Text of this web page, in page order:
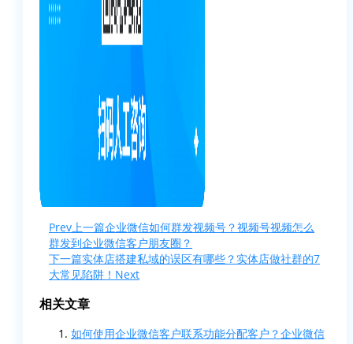
Prev上一篇企业微信如何群发视频号？视频号视频怎么
群发到企业微信客户朋友圈？
下一篇实体店搭建私域的误区有哪些？实体店做社群的7
大常见陷阱！ Next
相关文章
如何使用企业微信客户联系功能分配客户？企业微信